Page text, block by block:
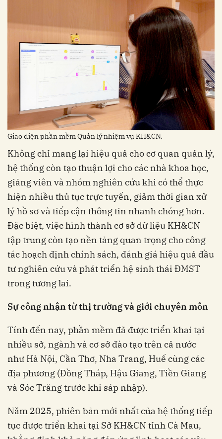
Giao diện phần mềm Quản lý nhiệm vụ KH&CN.
Không chỉ mang lại hiệu quả cho cơ quan quản lý,
hệ thống còn tạo thuận lợi cho các nhà khoa học,
giảng viên và nhóm nghiên cứu khi có thể thực
hiện nhiều thủ tục trực tuyến, giảm thời gian xử
lý hồ sơ và tiếp cận thông tin nhanh chóng hơn.
Đặc biệt, việc hình thành cơ sở dữ liệu KH&CN
tập trung còn tạo nền tảng quan trọng cho công
tác hoạch định chính sách, đánh giá hiệu quả đầu
tư nghiên cứu và phát triển hệ sinh thái ĐMST
trong tương lai.
Sự công nhận từ thị trường và giới chuyên môn
Tính đến nay, phần mềm đã được triển khai tại
nhiều sở, ngành và cơ sở đào tạo trên cả nước
như Hà Nội, Cần Thơ, Nha Trang, Huế cùng các
địa phương (Đồng Tháp, Hậu Giang, Tiền Giang
và Sóc Trăng trước khi sáp nhập).
Năm 2025, phiên bản mới nhất của hệ thống tiếp
tục được triển khai tại Sở KH&CN tỉnh Cà Mau,